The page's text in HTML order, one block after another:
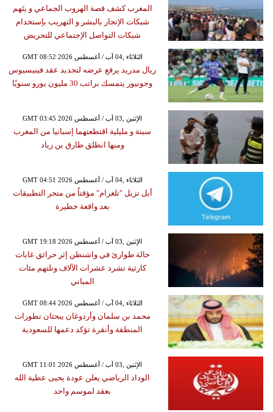
المغرب كشف قصة الهروب الجماعي و يتَهم
شبكات الإتجار بالبشر و التهريب بإستخدام
شبكات التواصل الإجتماعي للتحريض
GMT 08:52 2026 الثلاثاء ,04 آب / أغسطس
ريال مدريد يرفع عرضه لتجديد عقد فينيسيوس
وجونيور يتمسك براتب 30 مليون يورو سنويًا
GMT 03:45 2026 الإثنين ,03 آب / أغسطس
سبتة و مليلية اقتطعتهما إسبانيا من المغرب
ومنها انطلق طارق بن زياد
GMT 04:51 2026 الثلاثاء ,04 آب / أغسطس
أبل تزيل "تلغرام" مؤقتاً من متجر التطبيقات
بعد واقعة خطيرة
GMT 19:18 2026 الإثنين ,03 آب / أغسطس
حالة طوارئ في واشنطن إثر حرائق غابات
كارثية تشرد عشرات الآلاف وتلتهم مئات
المباني
GMT 08:44 2026 الثلاثاء ,04 آب / أغسطس
محمد بن سلمان وأردوغان يبحثان تطورات
المنطقة وأنقرة تؤكد دعمها للسعودية
GMT 11:01 2026 الإثنين ,03 آب / أغسطس
الوداد الرياضي يعلن عودة يحيى عطية الله
بعقد لموسم واحد